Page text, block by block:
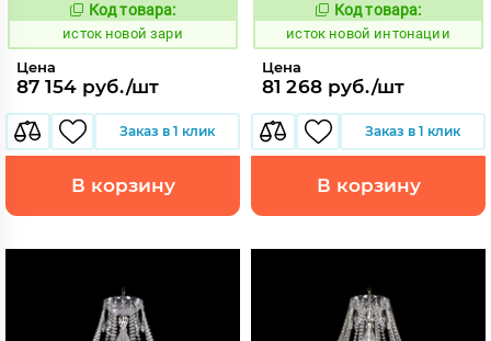
Код:
586278
Код товара:
исток новой зари
Цена
87 154 руб./шт
Заказ в 1 клик
В корзину
Код:
586283
Код товара:
исток новой интонации
Цена
81 268 руб./шт
Заказ в 1 клик
В корзину